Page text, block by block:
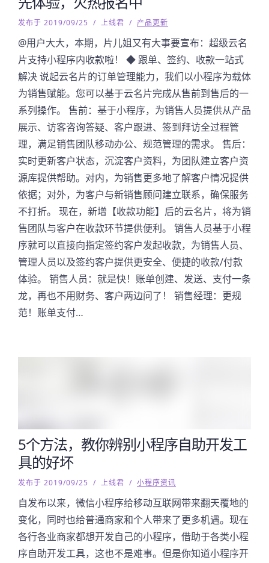
发布于 2019/09/25 / 上线君 / 产品更新
@用户大大，本期，片儿姐又有大事要宣布：超级云名
片支持小程序内收款啦！ ◆ 跟单、签约、收款一站式
解决 说起云名片的订单管理能力，我们以小程序为载体
为销售赋能。您可以基于云名片完成从售前到售后的一
系列操作。 售前：基于小程序，为销售人员提供从产品
展示、访客咨询答疑、客户跟进、签到拜访全过程管
理，满足销售团队移动办公、规范管理的需求。 售后：
实时更新客户状态，沉淀客户资料，为团队建立客户资
源库提供帮助。对内，为销售更多地了解客户情况提供
依据；对外，为客户与新销售顾问建立联系，确保服务
不打折。 现在，新增【收款功能】后的云名片，将为销
售团队与客户在收款环节提供便利。 销售人员基于小程
序就可以直接向指定签约客户发起收款，为销售人员、
管理人员以及签约客户提供更安全、便捷的收款/付款
体验。 销售人员：就是快！账单创建、发送、支付一条
龙，再也不用财务、客户两边问了！ 销售经理：更规
范！账单支付…
5个方法，教你辨别小程序自助开发工
具的好坏
发布于 2019/09/25 / 上线君 / 小程序资讯
自发布以来，微信小程序给移动互联网带来翻天覆地的
变化，同时也给普通商家和个人带来了更多机遇。现在
各行各业商家都想开发自己的小程序，借助于各类小程
序自助开发工具，这也不是难事。但是你知道小程序开